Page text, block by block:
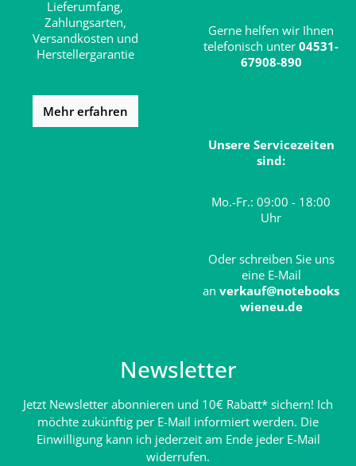
Lieferumfang,
Zahlungsarten,
Versandkosten und
Herstellergarantie
Mehr erfahren
Gerne helfen wir Ihnen
telefonisch unter 04531-
67908-890
Unsere Servicezeiten
sind:
Mo.-Fr.: 09:00 - 18:00
Uhr
Oder schreiben Sie uns
eine E-Mail
an verkauf@notebooks
wieneu.de
Newsletter
Jetzt Newsletter abonnieren und 10€ Rabatt* sichern! Ich
möchte zukünftig per E-Mail informiert werden. Die
Einwilligung kann ich jederzeit am Ende jeder E-Mail
widerrufen.